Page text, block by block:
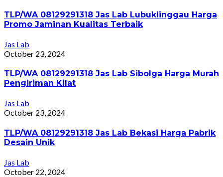
TLP/WA 08129291318 Jas Lab Lubuklinggau Harga
Promo Jaminan Kualitas Terbaik
Jas Lab
October 23, 2024
TLP/WA 08129291318 Jas Lab Sibolga Harga Murah
Pengiriman Kilat
Jas Lab
October 23, 2024
TLP/WA 08129291318 Jas Lab Bekasi Harga Pabrik
Desain Unik
Jas Lab
October 22, 2024